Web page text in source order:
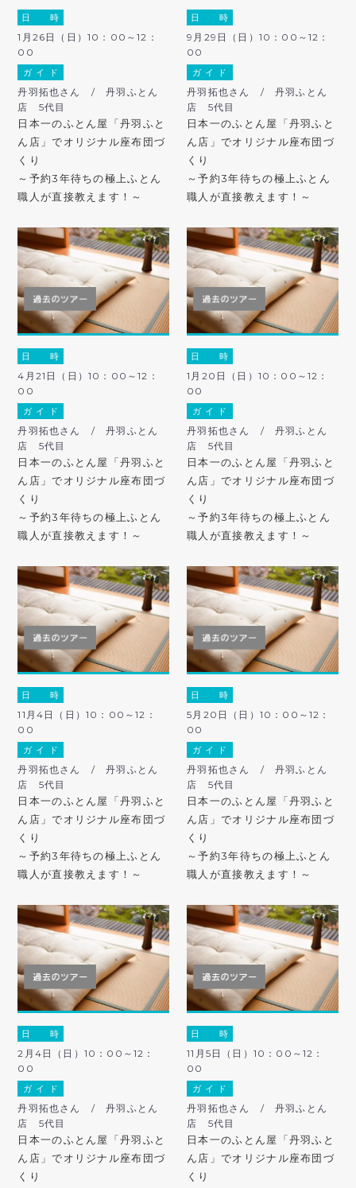
日 時
1月26日（日）10：00～12：
00
ガ イ ド
丹羽拓也さん / 丹羽ふとん
店 5代目
日本一のふとん屋「丹羽ふと
ん店」でオリジナル座布団づ
くり
～予約3年待ちの極上ふとん
職人が直接教えます！～
日 時
9月29日（日）10：00～12：
00
ガ イ ド
丹羽拓也さん / 丹羽ふとん
店 5代目
日本一のふとん屋「丹羽ふと
ん店」でオリジナル座布団づ
くり
～予約3年待ちの極上ふとん
職人が直接教えます！～
日 時
4月21日（日）10：00～12：
00
ガ イ ド
丹羽拓也さん / 丹羽ふとん
店 5代目
日本一のふとん屋「丹羽ふと
ん店」でオリジナル座布団づ
くり
～予約3年待ちの極上ふとん
職人が直接教えます！～
日 時
1月20日（日）10：00～12：
00
ガ イ ド
丹羽拓也さん / 丹羽ふとん
店 5代目
日本一のふとん屋「丹羽ふと
ん店」でオリジナル座布団づ
くり
～予約3年待ちの極上ふとん
職人が直接教えます！～
日 時
11月4日（日）10：00～12：
00
ガ イ ド
丹羽拓也さん / 丹羽ふとん
店 5代目
日本一のふとん屋「丹羽ふと
ん店」でオリジナル座布団づ
くり
～予約3年待ちの極上ふとん
職人が直接教えます！～
日 時
5月20日（日）10：00～12：
00
ガ イ ド
丹羽拓也さん / 丹羽ふとん
店 5代目
日本一のふとん屋「丹羽ふと
ん店」でオリジナル座布団づ
くり
～予約3年待ちの極上ふとん
職人が直接教えます！～
日 時
2月4日（日）10：00～12：
00
ガ イ ド
丹羽拓也さん / 丹羽ふとん
店 5代目
日本一のふとん屋「丹羽ふと
ん店」でオリジナル座布団づ
くり
日 時
11月5日（日）10：00～12：
00
ガ イ ド
丹羽拓也さん / 丹羽ふとん
店 5代目
日本一のふとん屋「丹羽ふと
ん店」でオリジナル座布団づ
くり